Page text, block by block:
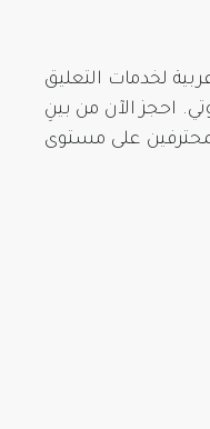
لخدمات التعليق
احجز الآن من بينِ
على مستوى